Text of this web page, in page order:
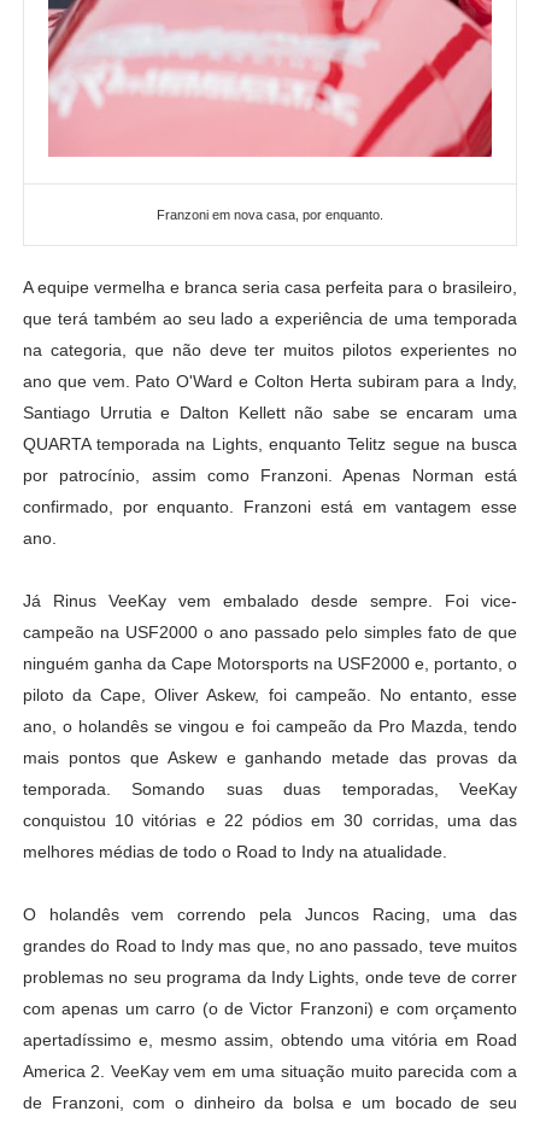
Franzoni em nova casa, por enquanto.
A equipe vermelha e branca seria casa perfeita para o brasileiro,
que terá também ao seu lado a experiência de uma temporada
na categoria, que não deve ter muitos pilotos experientes no
ano que vem. Pato O'Ward e Colton Herta subiram para a Indy,
Santiago Urrutia e Dalton Kellett não sabe se encaram uma
QUARTA temporada na Lights, enquanto Telitz segue na busca
por patrocínio, assim como Franzoni. Apenas Norman está
confirmado, por enquanto. Franzoni está em vantagem esse
ano.
Já Rinus VeeKay vem embalado desde sempre. Foi vice-
campeão na USF2000 o ano passado pelo simples fato de que
ninguém ganha da Cape Motorsports na USF2000 e, portanto, o
piloto da Cape, Oliver Askew, foi campeão. No entanto, esse
ano, o holandês se vingou e foi campeão da Pro Mazda, tendo
mais pontos que Askew e ganhando metade das provas da
temporada. Somando suas duas temporadas, VeeKay
conquistou 10 vitórias e 22 pódios em 30 corridas, uma das
melhores médias de todo o Road to Indy na atualidade.
O holandês vem correndo pela Juncos Racing, uma das
grandes do Road to Indy mas que, no ano passado, teve muitos
problemas no seu programa da Indy Lights, onde teve de correr
com apenas um carro (o de Victor Franzoni) e com orçamento
apertadíssimo e, mesmo assim, obtendo uma vitória em Road
America 2. VeeKay vem em uma situação muito parecida com a
de Franzoni, com o dinheiro da bolsa e um bocado de seu